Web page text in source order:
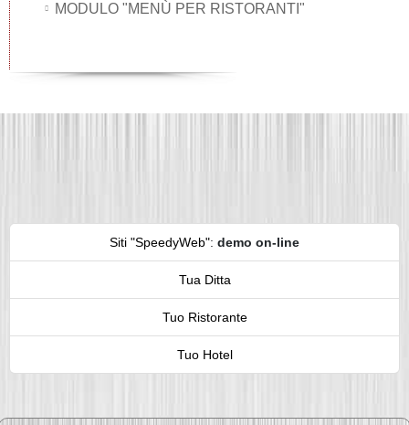
MODULO "MENÙ PER RISTORANTI"
Siti "SpeedyWeb": demo on-line
Tua Ditta
Tuo Ristorante
Tuo Hotel